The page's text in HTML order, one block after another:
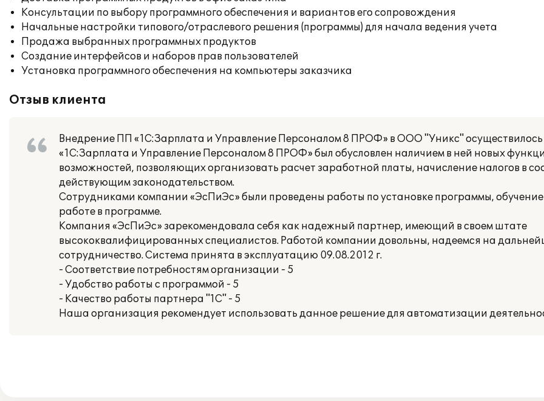
Консультации по выбору программного обеспечения и вариантов его сопровождения
Начальные настройки типового/отраслевого решения (программы) для начала ведения учета
Продажа выбранных программных продуктов
Создание интерфейсов и наборов прав пользователей
Установка программного обеспечения на компьютеры заказчика
Отзыв клиента
Внедрение ПП «1С:Зарплата и Управление Персоналом 8 ПРОФ» в ООО "Уникс" осуществилось
«1С:Зарплата и Управление Персоналом 8 ПРОФ» был обусловлен наличием в ней новых
возможностей, позволяющих организовать расчет заработной платы, начисление налогов в
действующим законодательством.
Сотрудниками компании «ЭсПиЭс» были проведены работы по установке программы,
работе в программе.
Компания «ЭсПиЭс» зарекомендовала себя как надежный партнер, имеющий в своем штате
высококвалифицированных специалистов. Работой компании довольны, надеемся на
сотрудничество. Система принята в эксплуатацию 09.08.2012 г.
- Соответствие потребностям организации - 5
- Удобство работы с программой - 5
- Качество работы партнера "1С" - 5
Наша организация рекомендует использовать данное решение для автоматизации